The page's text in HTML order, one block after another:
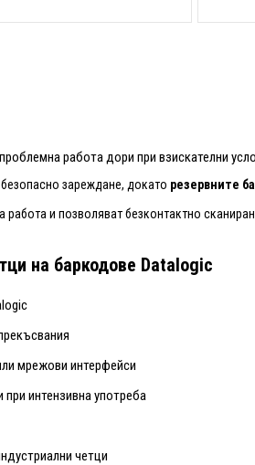
работа дори при взискателни
зареждане, докато резервните
и позволяват безконтактно
на баркодове Datalogic
мрежови интерфейси
интензивна употреба
четци